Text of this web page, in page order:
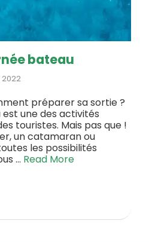
bateau
2022
préparer sa sortie ?
une des activités
touristes. Mais pas que !
un catamaran ou
les possibilités
… Read More